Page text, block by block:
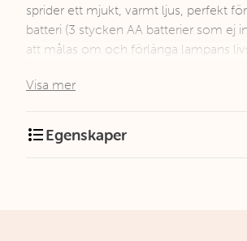
sprider ett mjukt, varmt ljus, perfekt
batteri (3 stycken AA batterier som ej
att målas om och förlänga lampans
Visa mer
format_list_bulletedEgenskaper